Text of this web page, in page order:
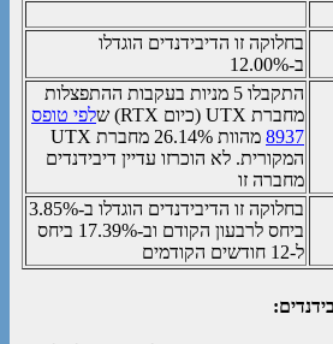
בחלוקה זו הדיבידנדים הוגדלו
ב-12.00%
התקבלו 5 מניות בעקבות ההתפצלות
מחברת UTX (כיום RTX) ש
לפי טופס
8937
מהוות 26.14% מחברת UTX
המקורית. לא הוכרזו עדיין דיבידנדים
מחברה זו
בחלוקה זו הדיבידנדים הוגדלו ב-3.85%
ביחס לרבעון הקודם וב-17.39% ביחס
ל-12 חודשים הקודמים